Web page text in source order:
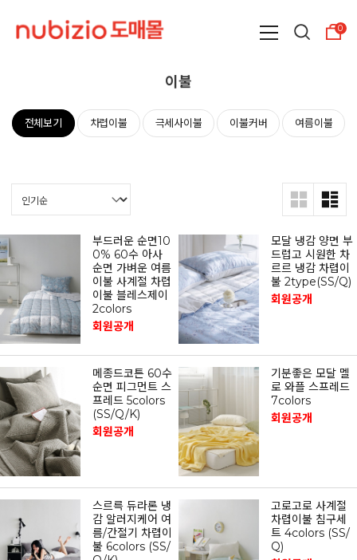
0
이불
전체보기 차렵이불 극세사이불 이불커버 여름이불
부드러운 순면10
0% 60수 아사
순면 가벼운 여름
이불 사계절 차렵
이불 블레스제이
2colors
회원공개
모달 냉감 양면 부
드럽고 시원한 차
르르 냉감 차렵이
불 2type(SS/Q)
회원공개
메종드코튼 60수
순면 피그먼트 스
프레드 5colors
(SS/Q/K)
회원공개
기분좋은 모달 멜
로 와플 스프레드
7colors
회원공개
스르륵 듀라론 냉
감 알러지케어 여
름/간절기 차렵이
불 6colors (SS/
고로고로 사계절
차렵이불 침구세
트 4colors (SS/
Q)